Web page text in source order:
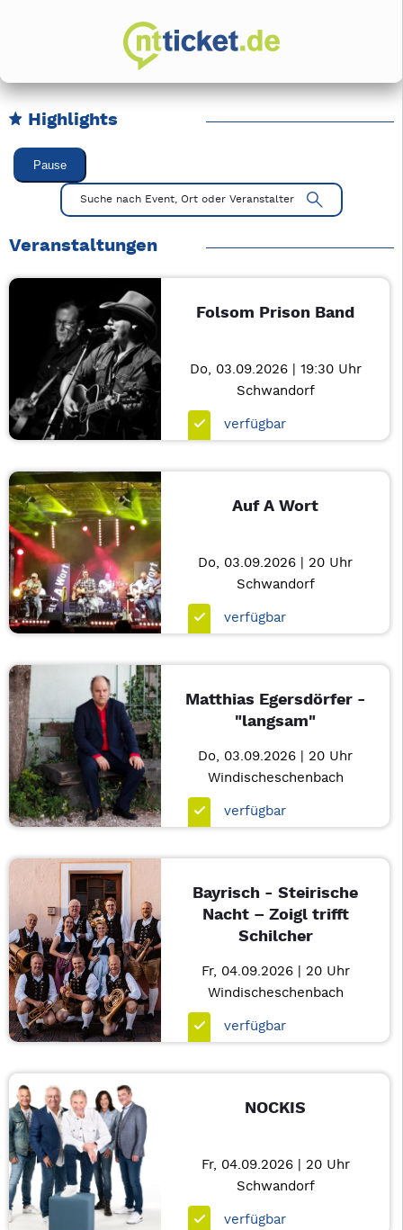
Highlights
Karussell Veranstaltungen überspringen
Pause
Mit Tab zu den Steuerelementen wechseln. Mit Pfeiltasten
Suche nach Event, Ort oder Veranstalter
Veranstaltungen
Folsom Prison Band
Do, 03.09.2026 | 19:30 Uhr
Schwandorf
verfügbar
Auf A Wort
Do, 03.09.2026 | 20 Uhr
Schwandorf
verfügbar
Matthias Egersdörfer -
"langsam"
Do, 03.09.2026 | 20 Uhr
Windischeschenbach
verfügbar
Bayrisch - Steirische
Nacht – Zoigl trifft
Schilcher
Fr, 04.09.2026 | 20 Uhr
Windischeschenbach
verfügbar
NOCKIS
Fr, 04.09.2026 | 20 Uhr
Schwandorf
verfügbar